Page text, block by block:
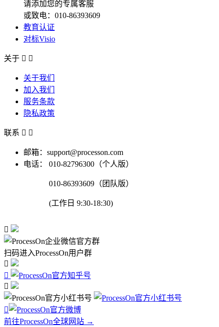
请添加您的专属客服
或致电：010-86393609
教育认证
对标Visio
关于  
关于我们
加入我们
服务条款
隐私政策
联系  
邮箱：support@processon.com
电话：
010-82796300（个人版）
010-86393609（团队版）
(工作日 9:30-18:30)

扫码进入ProcessOn用户群




前往ProcessOn全球网站 →